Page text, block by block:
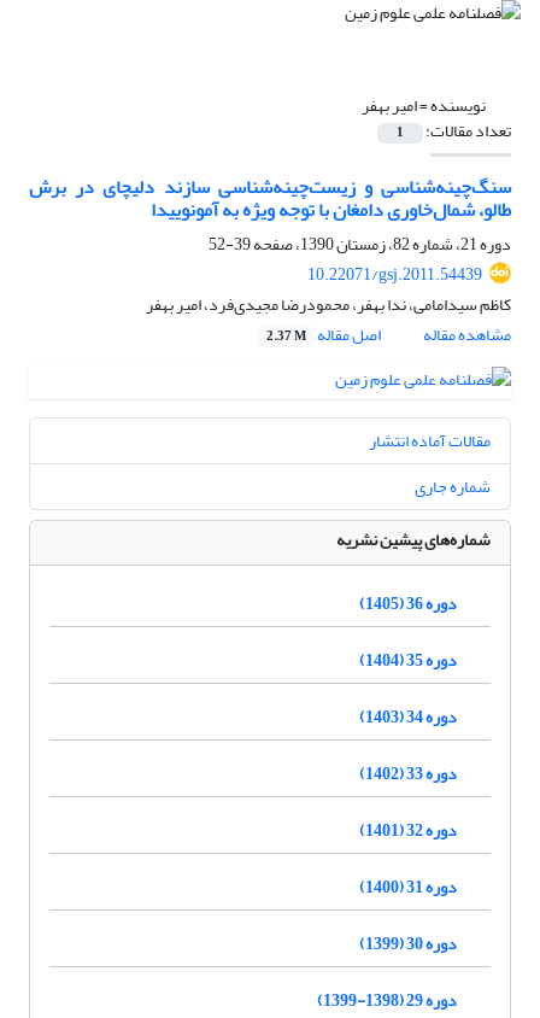
نویسنده =امیر بهفر
تعداد مقالات: 1
سنگ‌چینه‌شناسی و زیست‌چینه‌شناسی سازند دلیچای در برش
طالو، شمال‌خاوری دامغان با توجه ویژه به آمونوییدا
دوره 21، شماره 82، زمستان 1390، صفحه
39-52
10.22071/gsj.2011.54439
کاظم سیدامامی، ندا بهفر، محمودرضا مجیدی‌فرد، امیر بهفر
مشاهده مقاله
اصل مقاله 2.37 M
مقالات آماده انتشار
شماره جاری
شماره‌های پیشین نشریه
دوره 36 (1405)
دوره 35 (1404)
دوره 34 (1403)
دوره 33 (1402)
دوره 32 (1401)
دوره 31 (1400)
دوره 30 (1399)
دوره 29 (1398-1399)